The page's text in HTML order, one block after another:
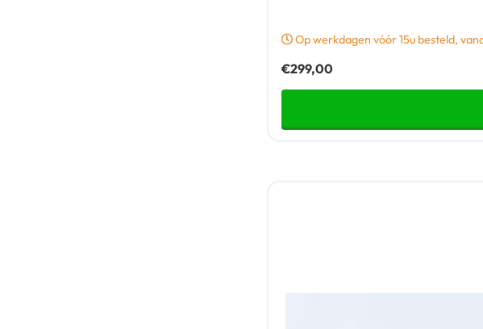
Op werkdagen vóór 15u besteld,
€299,00